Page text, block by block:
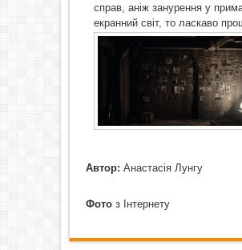
справ, аніж занурення у
екранний світ, то ласкаво
Автор: Анастасія Лунгу
Фото з Інтернету